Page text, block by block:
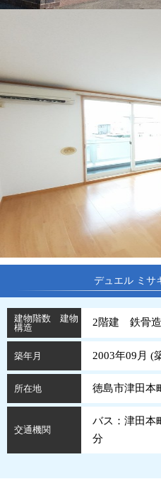
デュエル ミサ
建物階数 建物
構造
2階建 鉄骨造
築年月 2003年09月 (
所在地 徳島市津田本
交通機関
バス：津田本
分